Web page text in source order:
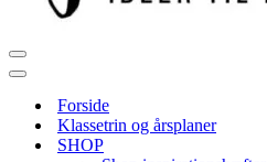
Navigation
menu
Navigation
Forside
Klassetrin og årsplaner
SHOP